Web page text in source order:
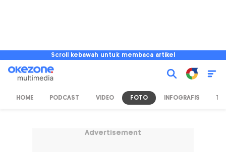
Scroll kebawah untuk membaca artikel
HOME PODCAST VIDEO FOTO INFOGRAFIS TV
Advertisement